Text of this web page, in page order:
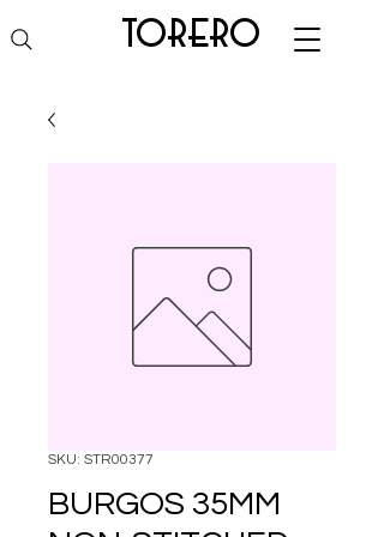
torero
SKU: STR00377
BURGOS 35MM